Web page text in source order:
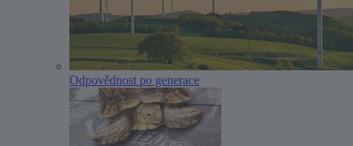
Odpovědnost po generace